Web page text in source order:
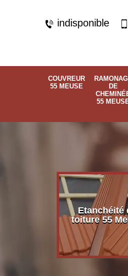
indisponible
COUVREUR
55 MEUSE
DE
55
Etanchéité
toiture 55